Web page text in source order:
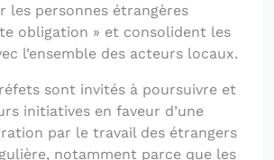
les personnes étrangères
obligation » et consolident les
l’ensemble des acteurs locaux.
sont invités à poursuivre et
initiatives en faveur d’une
par le travail des étrangers
notamment parce que les